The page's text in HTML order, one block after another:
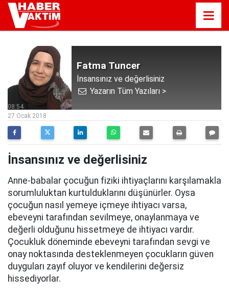
Fatma Tuncer
İnsansınız ve değerlisiniz
Yazarın Tüm Yazıları >
08:54
27 Ocak 2018
İnsansınız ve değerlisiniz
Anne-babalar çocuğun fiziki ihtiyaçlarını karşılamakla
sorumluluktan kurtulduklarını düşünürler. Oysa
çocuğun nasıl yemeye içmeye ihtiyacı varsa,
ebeveyni tarafından sevilmeye, onaylanmaya ve
değerli olduğunu hissetmeye de ihtiyacı vardır.
Çocukluk döneminde ebeveyni tarafından sevgi ve
onay noktasında desteklenmeyen çocukların güven
duyguları zayıf oluyor ve kendilerini değersiz
hissediyorlar.